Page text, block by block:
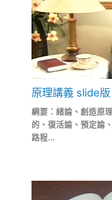
原理講義 slide版
綱要：緒論、創造原
的、復活論、預定論
路程...